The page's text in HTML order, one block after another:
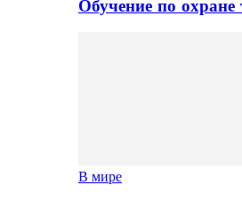
Обучение по охране
В мире